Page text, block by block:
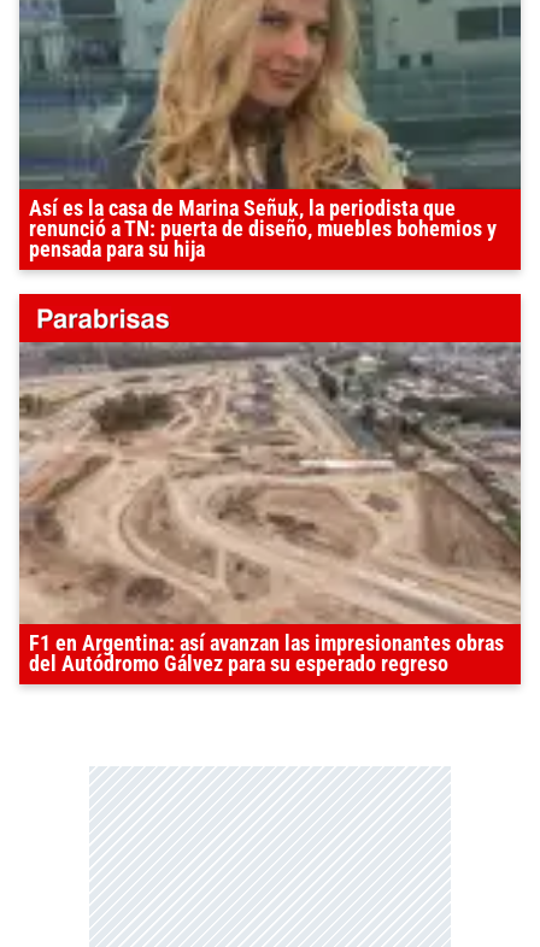
Así es la casa de Marina Señuk, la periodista que
renunció a TN: puerta de diseño, muebles bohemios y
pensada para su hija
F1 en Argentina: así avanzan las impresionantes obras
del Autódromo Gálvez para su esperado regreso